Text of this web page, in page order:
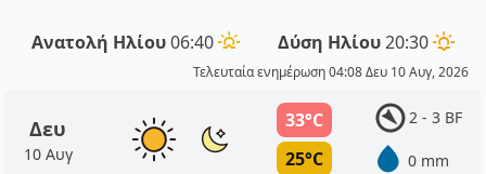
Ανατολή Ηλίου06:40 Δύση Ηλίου20:30
Τελευταία ενημέρωση 04:08 Δευ 10 Αυγ, 2026
Δευ
10 Αυγ
33°C
25°C
2 - 3 BF
0 mm